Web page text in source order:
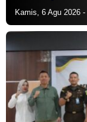
Kamis, 6 Agu 2026